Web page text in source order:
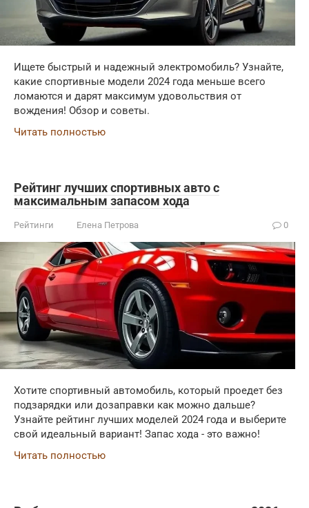
Ищете быстрый и надежный электромобиль? Узнайте,
какие спортивные модели 2024 года меньше всего
ломаются и дарят максимум удовольствия от
вождения! Обзор и советы.
Читать полностью
Рейтинг лучших спортивных авто с
максимальным запасом хода
Рейтинги Елена Петрова 0
Хотите спортивный автомобиль, который проедет без
подзарядки или дозаправки как можно дальше?
Узнайте рейтинг лучших моделей 2024 года и выберите
свой идеальный вариант! Запас хода - это важно!
Читать полностью